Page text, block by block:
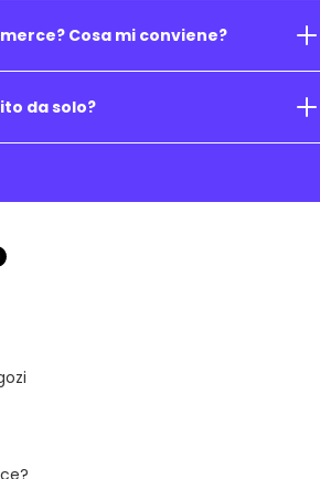
Cosa mi conviene?
da solo?